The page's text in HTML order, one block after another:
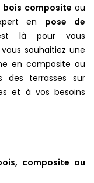
bois composite ou
en pose de
là pour vous
souhaitiez une
en composite ou
des terrasses sur
et à vos besoins
composite ou